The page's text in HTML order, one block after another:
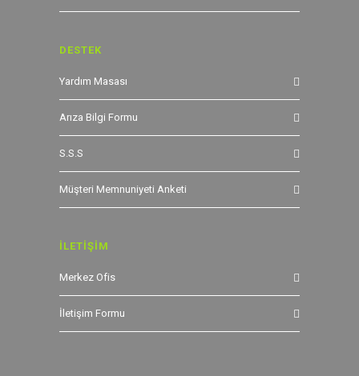
DESTEK
Yardım Masası
Arıza Bilgi Formu
S.S.S
Müşteri Memnuniyeti Anketi
İLETİŞİM
Merkez Ofis
İletişim Formu